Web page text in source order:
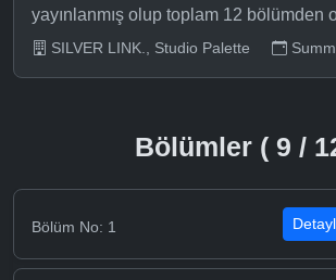
yayınlanmış olup toplam 12 bölümden
SILVER LINK., Studio Palette
Bölümler ( 9 /
Bölüm No: 1